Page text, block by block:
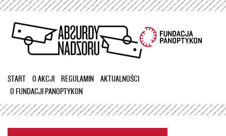
Przejdź
treści
START O AKCJI REGULAMIN
AKTUALNOŚCI
O FUNDACJI PANOPTYKON